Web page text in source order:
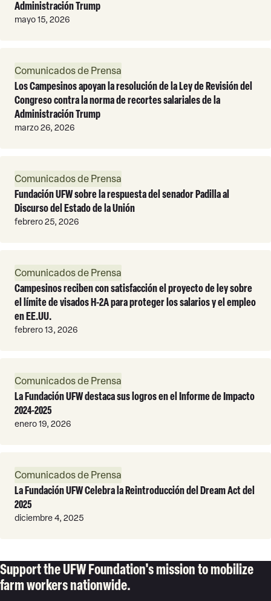
Administración Trump
mayo 15, 2026
MásComunicados de Prensa
Los Campesinos apoyan la resolución de la Ley de Revisión del
Congreso contra la norma de recortes salariales de la
Administración Trump
marzo 26, 2026
MásComunicados de Prensa
Fundación UFW sobre la respuesta del senador Padilla al
Discurso del Estado de la Unión
febrero 25, 2026
MásComunicados de Prensa
Campesinos reciben con satisfacción el proyecto de ley sobre
el límite de visados H-2A para proteger los salarios y el empleo
en EE.UU.
febrero 13, 2026
MásComunicados de Prensa
La Fundación UFW destaca sus logros en el Informe de Impacto
2024-2025
enero 19, 2026
MásComunicados de Prensa
La Fundación UFW Celebra la Reintroducción del Dream Act del
2025
diciembre 4, 2025
Support the UFW Foundation's mission to mobilize
farm workers nationwide.